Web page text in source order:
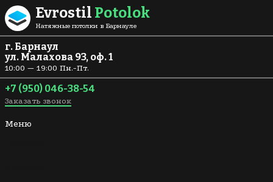
Перейти к содержанию
Evrostil Potolok
Натяжные потолки в Барнауле
г. Барнаул
ул. Малахова 93, оф. 1
10:00 — 19:00 Пн.-Пт.
+7 (950) 046-38-54
Заказать звонок
Меню